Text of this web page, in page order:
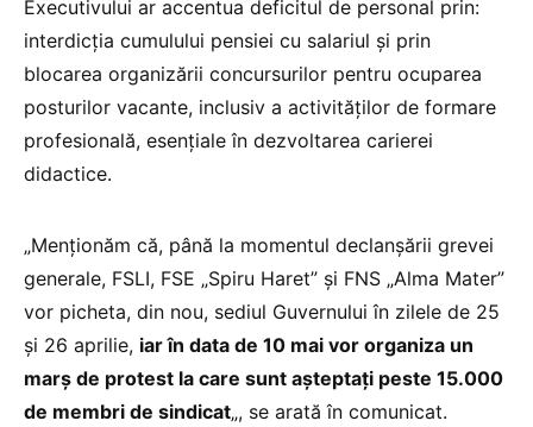
Executivului ar accentua deficitul de personal prin:
interdicţia cumulului pensiei cu salariul şi prin
blocarea organizării concursurilor pentru ocuparea
posturilor vacante, inclusiv a activităţilor de formare
profesională, esenţiale în dezvoltarea carierei
didactice.
„Menţionăm că, până la momentul declanşării grevei
generale, FSLI, FSE „Spiru Haret” şi FNS „Alma Mater”
vor picheta, din nou, sediul Guvernului în zilele de 25
şi 26 aprilie, iar în data de 10 mai vor organiza un
marş de protest la care sunt aşteptaţi peste 15.000
de membri de sindicat„, se arată în comunicat.